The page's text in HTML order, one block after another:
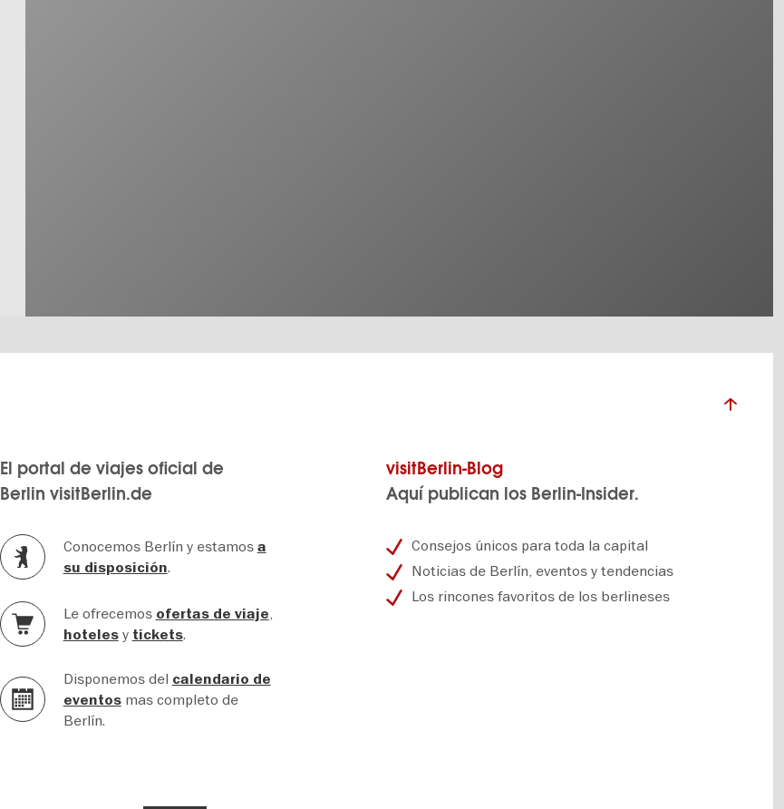
El portal de viajes oficial de
Berlin visitBerlin.de
Conocemos Berlín y estamos a
su disposición.
Le ofrecemos ofertas de viaje,
hotelesy tickets.
Disponemos del calendario de
eventosmas completo de
Berlín.
visitBerlin-Blog
Aquí publican los Berlin-Insider.
Consejos únicos para toda la capital
Noticias de Berlín, eventos y tendencias
Los rincones favoritos de los berlineses